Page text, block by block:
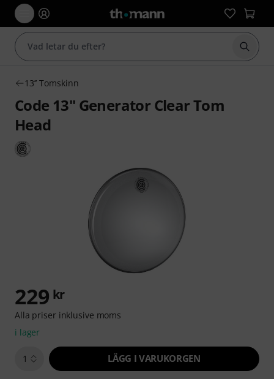
Börja
13’’ Tomskinn
Code 13" Generator Clear Tom
Head
229 kr
Alla priser inklusive moms
i lager
1 LÄGG I VARUKORGEN